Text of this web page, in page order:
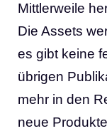
Mittlerweile
Die Assets
es gibt keine
übrigen
mehr in den
neue